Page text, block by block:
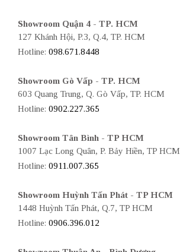
Showroom Quận 4 - TP. HCM
127 Khánh Hội, P.3, Q.4, TP. HCM
Hotline: 098.671.8448
Showroom Gò Vấp - TP. HCM
603 Quang Trung, Q. Gò Vấp, TP. HCM
Hotline: 0902.227.365
Showroom Tân Bình - TP HCM
1007 Lạc Long Quân, P. Bảy Hiền, TP HCM
Hotline: 0911.007.365
Showroom Huỳnh Tấn Phát - TP HCM
1448 Huỳnh Tấn Phát, Q.7, TP HCM
Hotline: 0906.396.012